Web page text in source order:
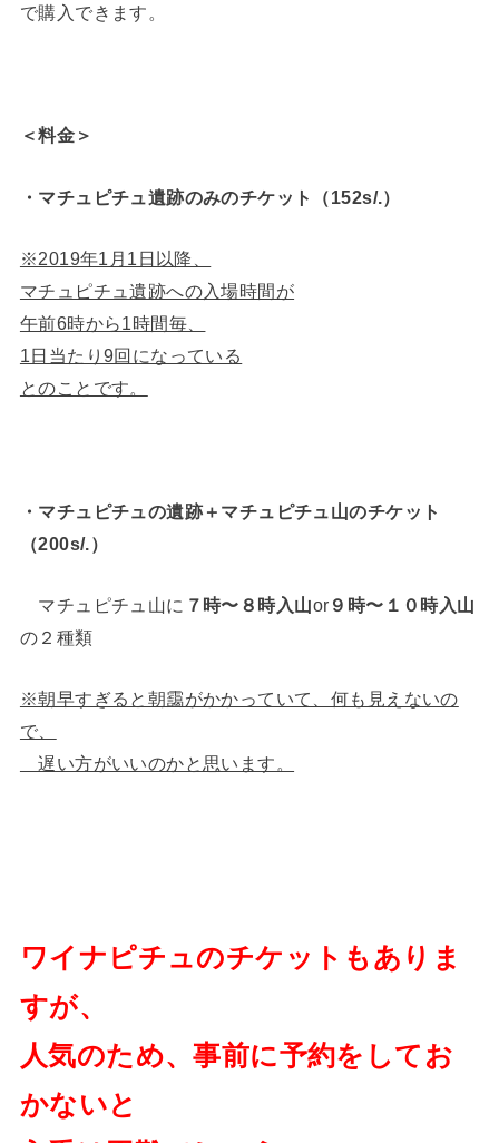
で購入できます。
＜料金＞
・マチュピチュ遺跡のみのチケット（152s/.）
※2019年1月1日以降、
マチュピチュ遺跡への入場時間が
午前6時から1時間毎、
1日当たり9回になっている
とのことです。
・マチュピチュの遺跡＋マチュピチュ山のチケット
（200s/.）
マチュピチュ山に ７時〜８時入山or ９時〜１０時入山
の２種類
※朝早すぎると朝靄がかかっていて、何も見えないの
で、
遅い方がいいのかと思います。
ワイナピチュのチケットもありま
すが、
人気のため、事前に予約をしてお
かないと